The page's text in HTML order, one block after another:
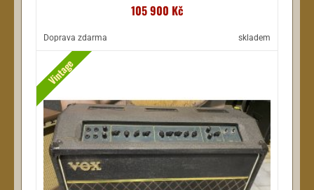
105 900 Kč
Doprava zdarma skladem
Vintage